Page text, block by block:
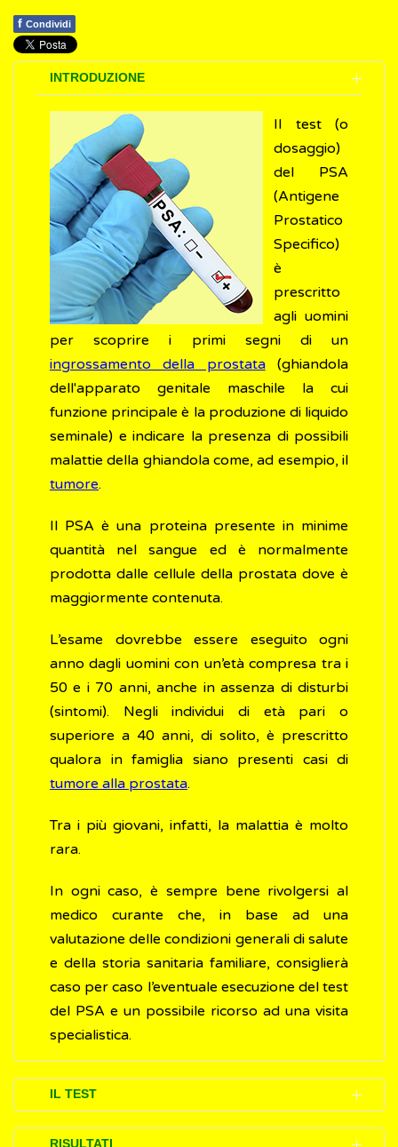
f Condividi
INTRODUZIONE
Il test (o
dosaggio)
del PSA
(Antigene
Prostatico
Specifico)
è
prescritto
agli uomini
per scoprire i primi segni di un
ingrossamento della prostata(ghiandola
dell'apparato genitale maschile la cui
funzione principale è la produzione di liquido
seminale) e indicare la presenza di possibili
malattie della ghiandola come, ad esempio, il
tumore.
Il PSA è una proteina presente in minime
quantità nel sangue ed è normalmente
prodotta dalle cellule della prostata dove è
maggiormente contenuta.
L’esame dovrebbe essere eseguito ogni
anno dagli uomini con un’età compresa tra i
50 e i 70 anni, anche in assenza di disturbi
(sintomi). Negli individui di età pari o
superiore a 40 anni, di solito, è prescritto
qualora in famiglia siano presenti casi di
tumore alla prostata.
Tra i più giovani, infatti, la malattia è molto
rara.
In ogni caso, è sempre bene rivolgersi al
medico curante che, in base ad una
valutazione delle condizioni generali di salute
e della storia sanitaria familiare, consiglierà
caso per caso l’eventuale esecuzione del test
del PSA e un possibile ricorso ad una visita
specialistica.
IL TEST
L’analisi per effettuare il dosaggio del PSA
RISULTATI